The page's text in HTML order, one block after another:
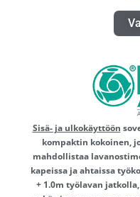
Sisä- ja ulkokäyttöön
kompaktin kokoinen,
mahdollistaa
kapeissa ja ahtaissa
+ 1.0m työlavan